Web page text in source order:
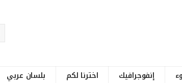
إنفوجرافيك اخترنا لكم بلسان عربي